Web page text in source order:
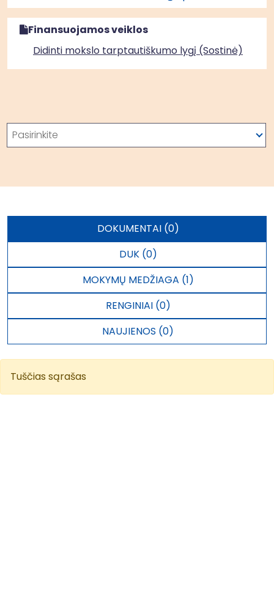
Finansuojamos veiklos
Didinti mokslo tarptautiškumo lygį (Sostinė)
Paieška
Pasirinkite
DOKUMENTAI (0)
DUK (0)
MOKYMŲ MEDŽIAGA (1)
RENGINIAI (0)
NAUJIENOS (0)
Tuščias sąrašas